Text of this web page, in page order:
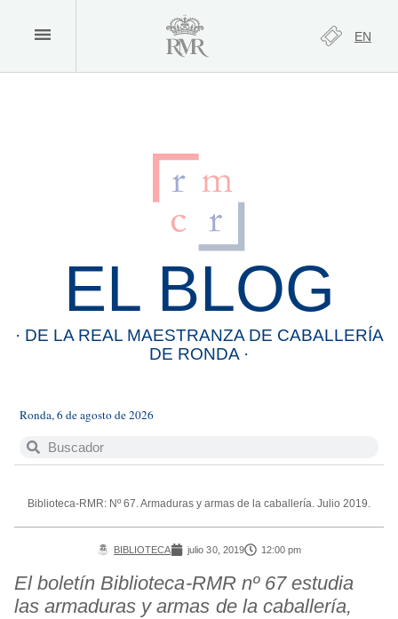
EN
EL BLOG
· DE LA REAL MAESTRANZA DE CABALLERÍA
DE RONDA ·
Ronda, 6 de agosto de 2026
Biblioteca-RMR: Nº 67. Armaduras y armas de la caballería. Julio 2019.
BIBLIOTECA julio 30, 2019 12:00 pm
El boletín Biblioteca-RMR nº 67 estudia
las armaduras y armas de la caballería,